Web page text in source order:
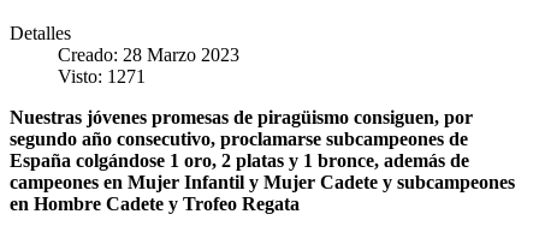
Detalles
Creado: 28 Marzo 2023
Visto: 1271
Nuestras jóvenes promesas de piragüismo consiguen, por
segundo año consecutivo, proclamarse subcampeones de
España colgándose 1 oro, 2 platas y 1 bronce, además de
campeones en Mujer Infantil y Mujer Cadete y subcampeones
en Hombre Cadete y Trofeo Regata